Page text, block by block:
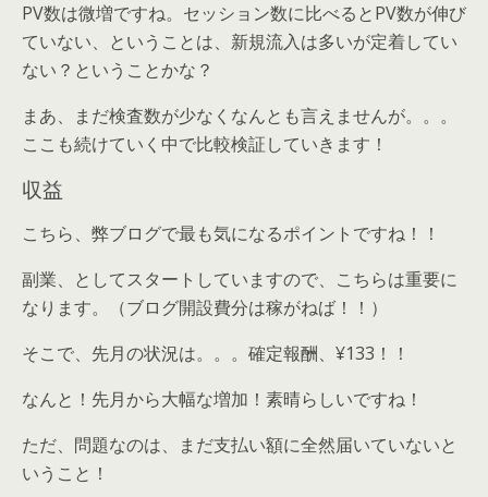
PV数は微増ですね。セッション数に比べるとPV数が伸び
ていない、ということは、新規流入は多いが定着してい
ない？ということかな？
まあ、まだ検査数が少なくなんとも言えませんが。。。
ここも続けていく中で比較検証していきます！
収益
こちら、弊ブログで最も気になるポイントですね！！
副業、としてスタートしていますので、こちらは重要に
なります。（ブログ開設費分は稼がねば！！）
そこで、先月の状況は。。。確定報酬、¥133！！
なんと！先月から大幅な増加！素晴らしいですね！
ただ、問題なのは、まだ支払い額に全然届いていないと
いうこと！